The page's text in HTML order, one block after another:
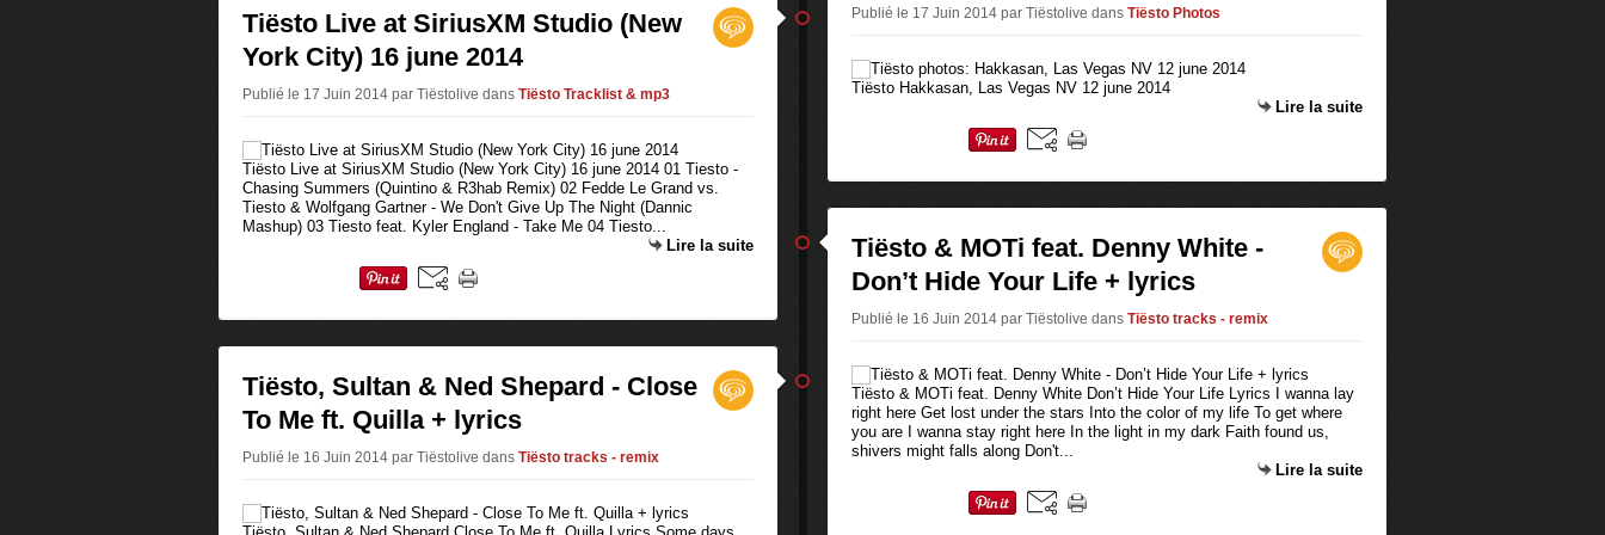
Tiësto Live at SiriusXM Studio (New
York City) 16 june 2014
Publié le 17 Juin 2014 par Tiëstolive dans Tiësto Tracklist & mp3
Tiësto Live at SiriusXM Studio (New York City) 16 june 2014 01 Tiesto -
Chasing Summers (Quintino & R3hab Remix) 02 Fedde Le Grand vs.
Tiesto & Wolfgang Gartner - We Don't Give Up The Night (Dannic
Mashup) 03 Tiesto feat. Kyler England - Take Me 04 Tiesto...
Lire la suite
Tiësto, Sultan & Ned Shepard - Close
To Me ft. Quilla + lyrics
Publié le 16 Juin 2014 par Tiëstolive dans Tiësto tracks - remix
Publié le 17 Juin 2014 par Tiëstolive dans Tiësto Photos
Tiësto Hakkasan, Las Vegas NV 12 june 2014
Lire la suite
Tiësto & MOTi feat. Denny White -
Don’t Hide Your Life + lyrics
Publié le 16 Juin 2014 par Tiëstolive dans Tiësto tracks - remix
Tiësto & MOTi feat. Denny White Don’t Hide Your Life Lyrics I wanna lay
right here Get lost under the stars Into the color of my life To get where
you are I wanna stay right here In the light in my dark Faith found us,
shivers might falls along Don't...
Lire la suite